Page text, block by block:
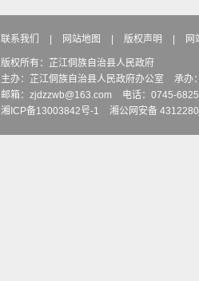
联系我们 | 网站地图 | 版权声明 | 网
版权所有：芷江侗族自治县人民政府
主办：芷江侗族自治县人民政府办公室
承办
邮箱：zjdzzwb@163.com
电话：0745-
湘ICP备13003842号-1
湘公网安备